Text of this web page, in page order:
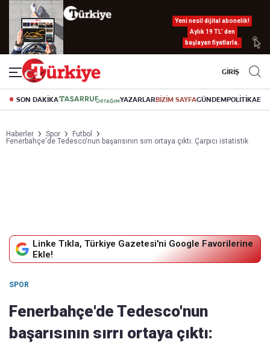
Yeni nesil dijital abonelik!
Aylık 19 TL’ den
başlayan fiyatlarla.
GİRİŞ
SON DAKİKA YAZARLARBİZİM SAYFAGÜNDEMPOLİTİKA
Haberler Spor
Futbol
Fenerbahçe'de Tedesco'nun başarısının sırrı ortaya çıktı: Çarpıcı istatistik
Linke Tıkla, Türkiye Gazetesi'ni Google Favorilerine
Ekle!
SPOR
Fenerbahçe'de Tedesco'nun
başarısının sırrı ortaya çıktı: